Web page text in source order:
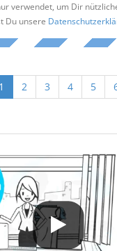
verwendet, um Dir
Du unsere
1 2 3 4 5